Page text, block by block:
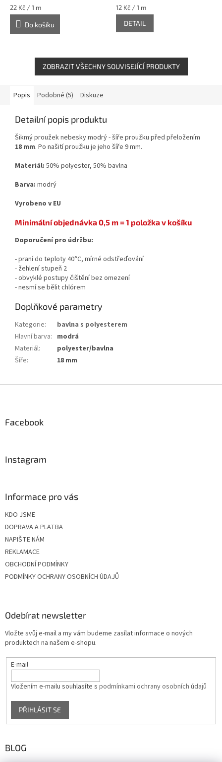
Měrná
cena:
22 Kč / 1 m
Do košíku
Měrná
cena:
12 Kč / 1 m
DETAIL
ZOBRAZIT VŠECHNY SOUVISEJÍCÍ PRODUKTY
Popis Podobné (5) Diskuze
Detailní popis produktu
Šikmý proužek nebesky modrý - šíře proužku před přeložením
18 mm. Po našití proužku je jeho šíře 9 mm.
Materiál: 50% polyester, 50% bavlna
Barva: modrý
Vyrobeno v EU
Minimální objednávka 0,5 m = 1 položka v košíku
Doporučení pro údržbu:
- praní do teploty 40°C, mírné odstřeďování
- žehlení stupeň 2
- obvyklé postupy čištění bez omezení
- nesmí se bělit chlórem
Doplňkové parametry
Kategorie:
bavlna s polyesterem
Hlavní barva: modrá
Materiál:
polyester/bavlna
Šíře: 18 mm
Facebook
Instagram
Informace pro vás
KDO JSME
DOPRAVA A PLATBA
NAPIŠTE NÁM
REKLAMACE
OBCHODNÍ PODMÍNKY
PODMÍNKY OCHRANY OSOBNÍCH ÚDAJŮ
Odebírat newsletter
Vložte svůj e-mail a my vám budeme zasílat informace o nových
produktech na našem e-shopu.
E-mail
Vložením e-mailu souhlasíte s podmínkami ochrany osobních údajů
PŘIHLÁSIT SE
BLOG